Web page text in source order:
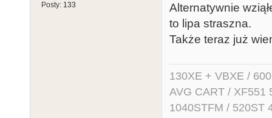
Posty: 133
Alternatywnie
to lipa straszna.
Także teraz już
130XE + VBXE /
AVG CART / XF551
1040STFM / 520ST